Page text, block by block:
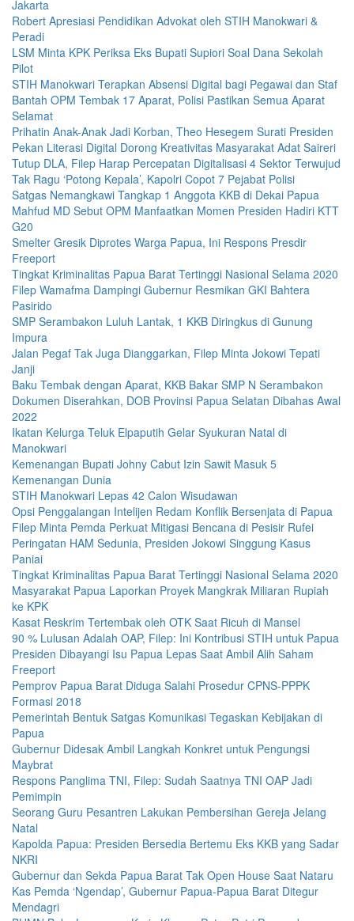
Jakarta
Robert Apresiasi Pendidikan Advokat oleh STIH Manokwari &
Peradi
LSM Minta KPK Periksa Eks Bupati Supiori Soal Dana Sekolah
Pilot
STIH Manokwari Terapkan Absensi Digital bagi Pegawai dan Staf
Bantah OPM Tembak 17 Aparat, Polisi Pastikan Semua Aparat
Selamat
Prihatin Anak-Anak Jadi Korban, Theo Hesegem Surati Presiden
Pekan Literasi Digital Dorong Kreativitas Masyarakat Adat Saireri
Tutup DLA, Filep Harap Percepatan Digitalisasi 4 Sektor Terwujud
Tak Ragu ‘Potong Kepala’, Kapolri Copot 7 Pejabat Polisi
Satgas Nemangkawi Tangkap 1 Anggota KKB di Dekai Papua
Mahfud MD Sebut OPM Manfaatkan Momen Presiden Hadiri KTT
G20
Smelter Gresik Diprotes Warga Papua, Ini Respons Presdir
Freeport
Tingkat Kriminalitas Papua Barat Tertinggi Nasional Selama 2020
Filep Wamafma Dampingi Gubernur Resmikan GKI Bahtera
Pasirido
SMP Serambakon Luluh Lantak, 1 KKB Diringkus di Gunung
Impura
Jalan Pegaf Tak Juga Dianggarkan, Filep Minta Jokowi Tepati
Janji
Baku Tembak dengan Aparat, KKB Bakar SMP N Serambakon
Dokumen Diserahkan, DOB Provinsi Papua Selatan Dibahas Awal
2022
Ikatan Kelurga Teluk Elpaputih Gelar Syukuran Natal di
Manokwari
Kemenangan Bupati Johny Cabut Izin Sawit Masuk 5
Kemenangan Dunia
STIH Manokwari Lepas 42 Calon Wisudawan
Opsi Penggalangan Intelijen Redam Konflik Bersenjata di Papua
Filep Minta Pemda Perkuat Mitigasi Bencana di Pesisir Rufei
Peringatan HAM Sedunia, Presiden Jokowi Singgung Kasus
Paniai
Tingkat Kriminalitas Papua Barat Tertinggi Nasional Selama 2020
Masyarakat Papua Laporkan Proyek Mangkrak Miliaran Rupiah
ke KPK
Kasat Reskrim Tertembak oleh OTK Saat Ricuh di Mansel
90 % Lulusan Adalah OAP, Filep: Ini Kontribusi STIH untuk Papua
Presiden Dibayangi Isu Papua Lepas Saat Ambil Alih Saham
Freeport
Pemprov Papua Barat Diduga Salahi Prosedur CPNS-PPPK
Formasi 2018
Pemerintah Bentuk Satgas Komunikasi Tegaskan Kebijakan di
Papua
Gubernur Didesak Ambil Langkah Konkret untuk Pengungsi
Maybrat
Respons Panglima TNI, Filep: Sudah Saatnya TNI OAP Jadi
Pemimpin
Seorang Guru Pesantren Lakukan Pembersihan Gereja Jelang
Natal
Kapolda Papua: Presiden Bersedia Bertemu Eks KKB yang Sadar
NKRI
Gubernur dan Sekda Papua Barat Tak Open House Saat Nataru
Kas Pemda ‘Ngendap’, Gubernur Papua-Papua Barat Ditegur
Mendagri